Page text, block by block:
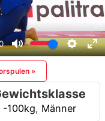
»
-100kg, Männer